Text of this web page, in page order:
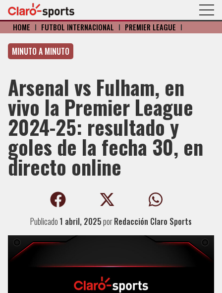
HOME I FÚTBOL INTERNACIONAL I PREMIER LEAGUE I
MINUTO A MINUTO
Arsenal vs Fulham, en
vivo la Premier League
2024-25: resultado y
goles de la fecha 30, en
directo online
Publicado 1 abril, 2025porRedacción Claro Sports